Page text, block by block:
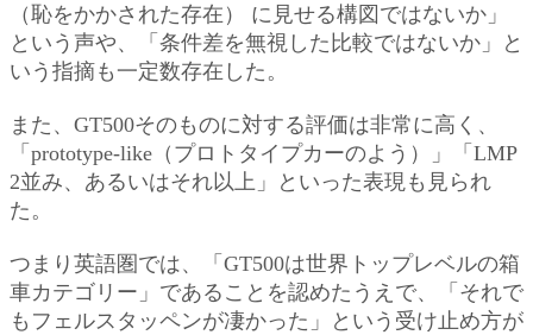
（恥をかかされた存在） に見せる構図ではないか」
という声や、「条件差を無視した比較ではないか」と
いう指摘も一定数存在した。
また、GT500そのものに対する評価は非常に高く、
「prototype-like（プロトタイプカーのよう）」「LMP
2並み、あるいはそれ以上」といった表現も見られ
た。
つまり英語圏では、「GT500は世界トップレベルの箱
車カテゴリー」であることを認めたうえで、「それで
もフェルスタッペンが凄かった」という受け止め方が